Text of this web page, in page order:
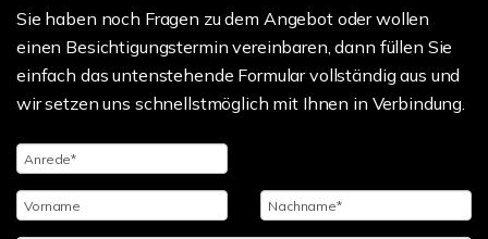
Sie haben noch Fragen zu dem Angebot oder wollen
einen Besichtigungstermin vereinbaren, dann füllen Sie
einfach das untenstehende Formular vollständig aus und
wir setzen uns schnellstmöglich mit Ihnen in Verbindung.